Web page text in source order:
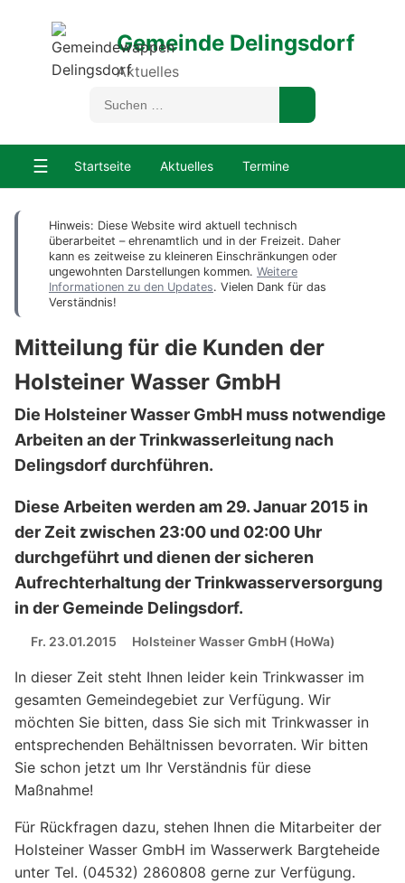
Gemeinde Delingsdorf
Aktuelles
☰ Startseite Aktuelles Termine
Hinweis: Diese Website wird aktuell technisch
überarbeitet – ehrenamtlich und in der Freizeit. Daher
kann es zeitweise zu kleineren Einschränkungen oder
ungewohnten Darstellungen kommen. Weitere
Informationen zu den Updates. Vielen Dank für das
Verständnis!
Mitteilung für die Kunden der
Holsteiner Wasser GmbH
Die Holsteiner Wasser GmbH muss notwendige
Arbeiten an der Trinkwasserleitung nach
Delingsdorf durchführen.
Diese Arbeiten werden am 29. Januar 2015 in
der Zeit zwischen 23:00 und 02:00 Uhr
durchgeführt und dienen der sicheren
Aufrechterhaltung der Trinkwasserversorgung
in der Gemeinde Delingsdorf.
Fr. 23.01.2015 Holsteiner Wasser GmbH (HoWa)
In dieser Zeit steht Ihnen leider kein Trinkwasser im
gesamten Gemeindegebiet zur Verfügung. Wir
möchten Sie bitten, dass Sie sich mit Trinkwasser in
entsprechenden Behältnissen bevorraten. Wir bitten
Sie schon jetzt um Ihr Verständnis für diese
Maßnahme!
Für Rückfragen dazu, stehen Ihnen die Mitarbeiter der
Holsteiner Wasser GmbH im Wasserwerk Bargteheide
unter Tel. (04532) 2860808 gerne zur Verfügung.